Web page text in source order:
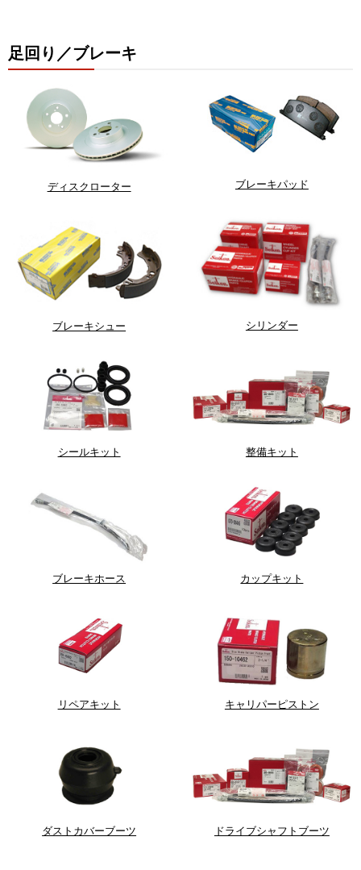
足回り／ブレーキ
ディスクローター ブレーキパッド
ブレーキシュー シリンダー
シールキット 整備キット
ブレーキホース カップキット
リペアキット キャリパーピストン
ダストカバーブーツ ドライブシャフトブーツ